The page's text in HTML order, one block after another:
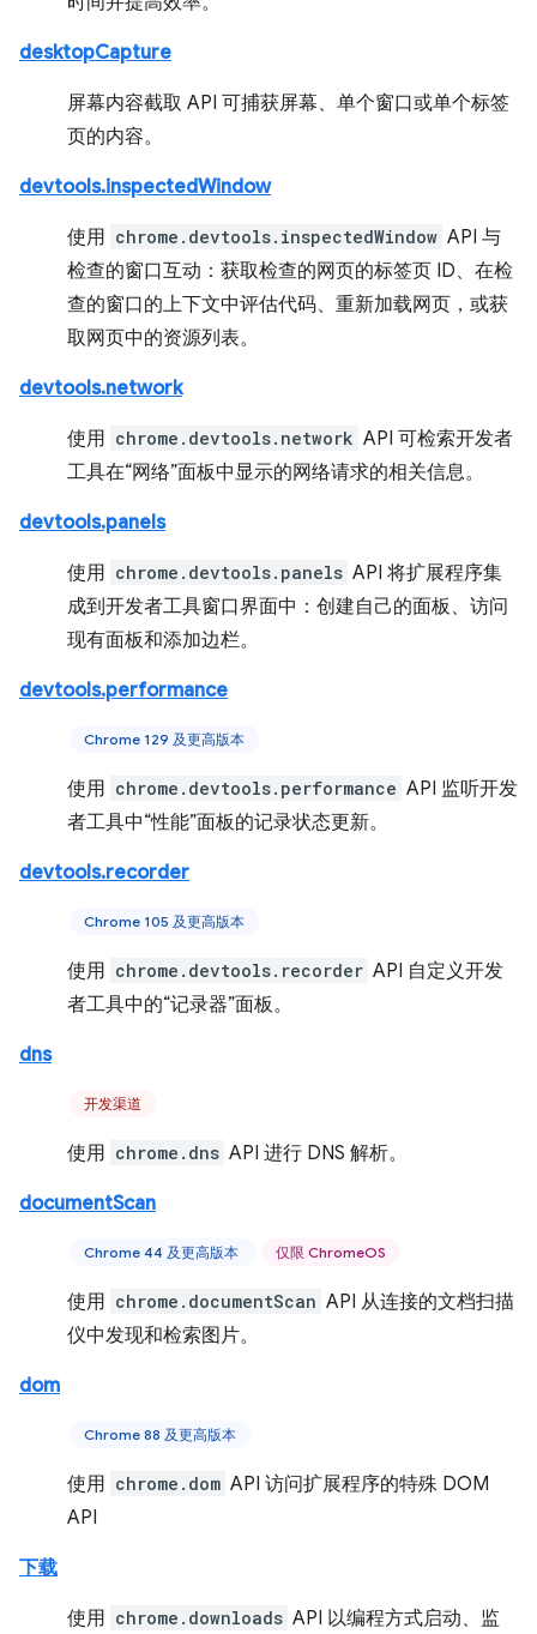
desktopCapture
屏幕内容截取 API 可捕获屏幕、单个窗口或单个标签
页的内容。
devtools.inspectedWindow
使用 chrome.devtools.inspectedWindow API 与
检查的窗口互动：获取检查的网页的标签页 ID、在检
查的窗口的上下文中评估代码、重新加载网页，或获
取网页中的资源列表。
devtools.network
使用 chrome.devtools.network API 可检索开发者
工具在“网络”面板中显示的网络请求的相关信息。
devtools.panels
使用 chrome.devtools.panels API 将扩展程序集
成到开发者工具窗口界面中：创建自己的面板、访问
现有面板和添加边栏。
devtools.performance
Chrome 129 及更高版本
使用 chrome.devtools.performance API 监听开发
者工具中“性能”面板的记录状态更新。
devtools.recorder
Chrome 105 及更高版本
使用 chrome.devtools.recorder API 自定义开发
者工具中的“记录器”面板。
dns
开发渠道
使用 chrome.dns API 进行 DNS 解析。
documentScan
Chrome 44 及更高版本 仅限 ChromeOS
使用 chrome.documentScan API 从连接的文档扫描
仪中发现和检索图片。
dom
Chrome 88 及更高版本
使用 chrome.dom API 访问扩展程序的特殊 DOM
API
下载
使用 chrome.downloads API 以编程方式启动、监